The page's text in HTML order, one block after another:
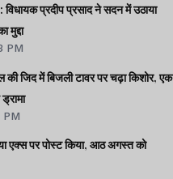
प्रदीप प्रसाद ने सदन में उठाया
मुद्दा
PM
जिद में बिजली टावर पर चढ़ा किशोर, एक
PM
एक्स पर पोस्ट किया, आठ अगस्त को